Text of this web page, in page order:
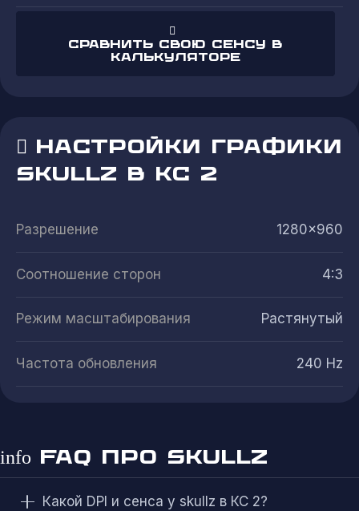
Сравнить свою сенсу в
калькуляторе
НАСТРОЙКИ ГРАФИКИ
SKULLZ В КС 2
Разрешение 1280x960
Соотношение сторон 4:3
Режим масштабирования Растянутый
Частота обновления 240 Hz
info FAQ ПРО SKULLZ
Какой DPI и сенса у skullz в КС 2?